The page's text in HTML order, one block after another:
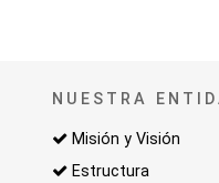
NUESTRA
Misión y Visión
Estructura